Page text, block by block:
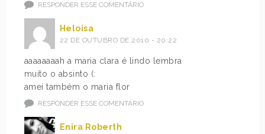
RESPONDER ESSE COMENTÁRIO
Heloisa
22 DE OUTUBRO DE 2010 - 20:22
aaaaaaaah a maria clara é lindo lembra
muito o absinto (:
amei também o maria flor
RESPONDER ESSE COMENTÁRIO
Enira Roberth